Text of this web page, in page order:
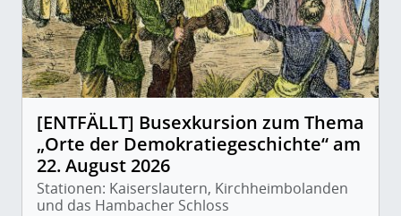
[ENTFÄLLT] Busexkursion zum Thema
„Orte der Demokratiegeschichte“ am
22. August 2026
Stationen: Kaiserslautern, Kirchheimbolanden
und das Hambacher Schloss